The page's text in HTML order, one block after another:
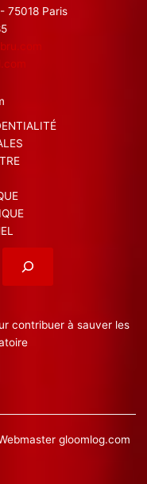
75018 Paris
contribuer à sauver les
gloomlog.com